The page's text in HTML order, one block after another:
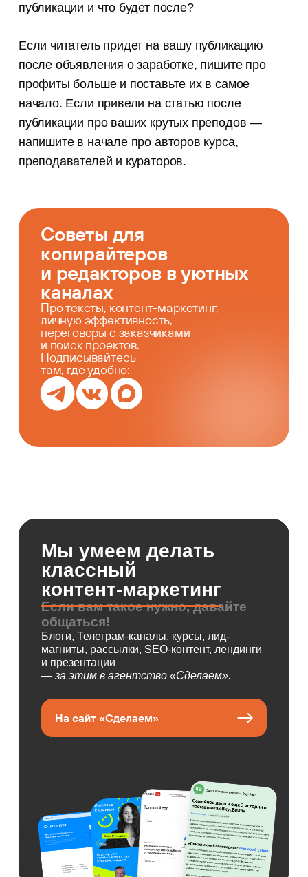
публикации и что будет после?
Если читатель придет на вашу публикацию
после объявления о заработке, пишите про
профиты больше и поставьте их в самое
начало. Если привели на статью после
публикации про ваших крутых преподов —
напишите в начале про авторов курса,
преподавателей и кураторов.
Советы для
копирайтеров
и редакторов в уютных
каналах
Про тексты, контент-маркетинг,
личную эффективность,
переговоры с заказчиками
и поиск проектов.
Подписывайтесь
там, где удобно:
Мы умеем делать
классный
контент-маркетинг
Если вам такое нужно, давайте
общаться!
Блоги, Телеграм-каналы, курсы, лид-
магниты, рассылки, SEO-контент, лендинги
и презентации
— за этим в агентство «Сделаем».
На сайт «Сделаем»